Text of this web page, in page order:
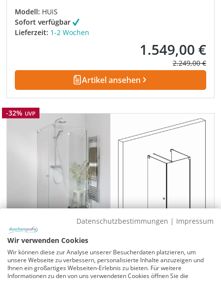
Modell: HUiS
Sofort verfügbar
Lieferzeit: 1-2 Wochen
Verkaufspreis:
1.549,00 €
Regulärer
2.249,00 €
Artikel ansehen
Rabatt
-32% UVP
Duschkabine U Form mit Pendeltür an Wand,
Sondermaße
Datenschutzbestimmungen | Impressum
Wir verwenden Cookies
Wir können diese zur Analyse unserer Besucherdaten platzieren, um
unsere Webseite zu verbessern, personalisierte Inhalte anzuzeigen und
Ihnen ein großartiges Webseiten-Erlebnis zu bieten. Für weitere
Informationen zu den von uns verwendeten Cookies öffnen Sie die